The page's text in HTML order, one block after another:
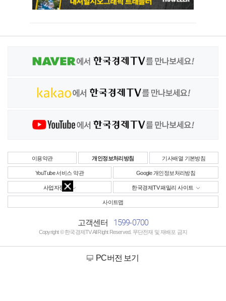
이용약관 개인정보처리방침 기사배열 기본방침
YouTube 서비스 약관 Google 개인정보처리방침
사업자정보 한국경제TV 패밀리 사이트
사이트맵
고객센터 1599-0700
Copyright © 한국경제TV All Right Reserved. 무단전재 및 재배포 금지
PC버전 보기